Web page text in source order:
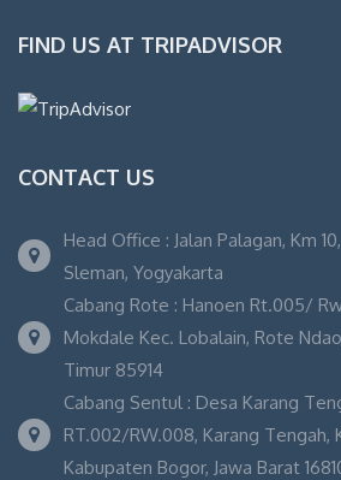
FIND US AT TRIPADVISOR
CONTACT US
Head Office : Jalan Palagan, Km
Sleman, Yogyakarta
Cabang Rote : Hanoen Rt.005/
Mokdale Kec. Lobalain, Rote
Timur 85914
Cabang Sentul : Desa Karang
RT.002/RW.008, Karang Tengah,
Kabupaten Bogor, Jawa Barat